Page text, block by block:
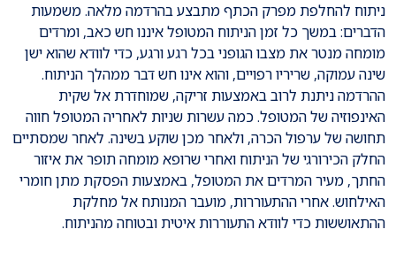
ניתוח להחלפת מפרק הכתף מתבצע בהרדמה מלאה. משמעות
הדברים: במשך כל זמן הניתוח המטופל איננו חש כאב, ומרדים
מומחה מנטר את מצבו הגופני בכל רגע ורגע, כדי לוודא שהוא ישן
שינה עמוקה, שריריו רפויים, והוא אינו חש דבר ממהלך הניתוח.
ההרדמה ניתנת לרוב באמצעות זריקה, שמוחדרת אל שקית
האינפוזיה של המטופל. כמה עשרות שניות לאחריה המטופל חווה
תחושה של ערפול הכרה, ולאחר מכן שוקע בשינה. לאחר שמסתיים
החלק הכירורגי של הניתוח ואחרי שרופא מומחה תופר את איזור
החתך, מעיר המרדים את המטופל, באמצעות הפסקת מתן חומרי
האילחוש. אחרי ההתעוררות, מועבר המנותח אל מחלקת
ההתאוששות כדי לוודא התעוררות איטית ובטוחה מהניתוח.